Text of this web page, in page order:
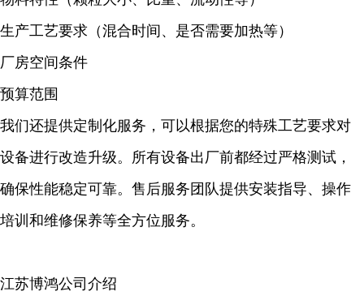
生产工艺要求（混合时间、是否需要加热等）
厂房空间条件
预算范围
我们还提供定制化服务，可以根据您的特殊工艺要求对
设备进行改造升级。所有设备出厂前都经过严格测试，
确保性能稳定可靠。售后服务团队提供安装指导、操作
培训和维修保养等全方位服务。
江苏博鸿公司介绍